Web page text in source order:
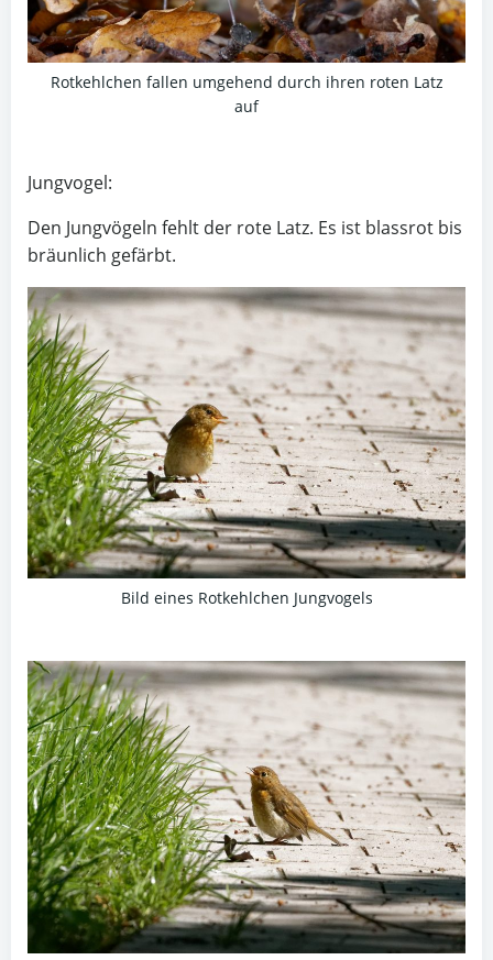
Rotkehlchen fallen umgehend durch ihren roten Latz
auf
Jungvogel:
Den Jungvögeln fehlt der rote Latz. Es ist blassrot bis
bräunlich gefärbt.
Bild eines Rotkehlchen Jungvogels